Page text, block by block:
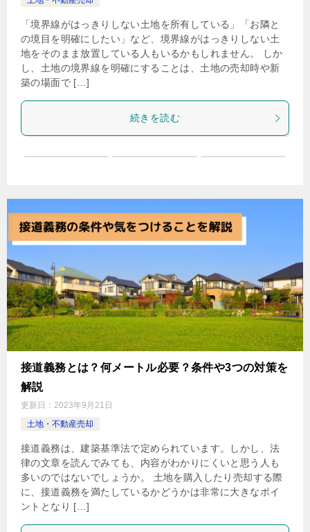
「境界線がはっきりしない土地を所有している」「お隣と
の境目を明確にしたい」など、境界線がはっきりしない土
地をそのまま放置している人もいるかもしれません。 しか
し、土地の境界線を明確にすることは、土地の売却時や新
築の場面で […]
続きを読む
接道義務とは？何メートル必要？条件や3つの対策を
解説
更新日： 2023年9月21日
土地・不動産売却
接道義務は、建築基準法で定められています。しかし、法
律の文章を読んでみても、内容がわかりにくいと思う人も
多いのではないでしょうか。 土地を購入したり売却する際
に、接道義務を満たしているかどうかは非常に大きなポイ
ントとなり […]